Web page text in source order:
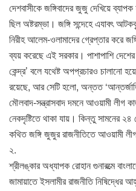
দেশবাসীকে জঙ্গিবাদের জুজু দেখিয়ে
ছিল অষ্টরম্ভা। জঙ্গি সন্দেহে এযাবৎ
নিরীহ আলেম-ওলামাদের গ্রেপ্তার করে
ব্যয় করেছে এই সরকার। পাশাপাশি
কেন্দ্র’ বলে যথেষ্ট অপপ্রচারও
রয়েছে, আর সেটি হলো, অন্তত
মৌলবাদ-সন্ত্রাসবাদ দমনে আওয়ামী লীগ
নেকদৃষ্টিতে থাকা যায়। কিন্তু সামনের ২৪
কথিত জঙ্গি জুজুর রাজনীতিতে আওয়ামী
২.
শ্রীলঙ্কার অধ্যাপক রোহান গুনারত্মে
জামায়াতে ইসলামীর রাজনীতি নিষিদ্ধের